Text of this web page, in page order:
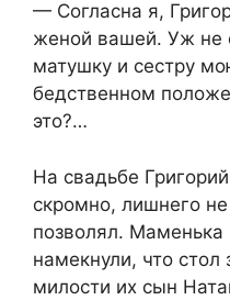
— Согласна я,
женой вашей. Уж не
матушку и сестру
бедственном
это?…
На свадьбе
скромно, лишнего
позволял.
намекнули, что стол
милости их сын